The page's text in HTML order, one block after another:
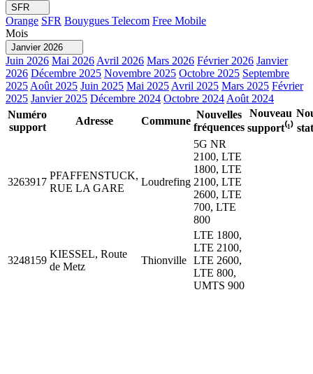
SFR
Orange SFR Bouygues Telecom Free Mobile
Mois
Janvier 2026
Juin 2026 Mai 2026 Avril 2026 Mars 2026 Février 2026 Janvier
2026 Décembre 2025 Novembre 2025 Octobre 2025 Septembre
2025 Août 2025 Juin 2025 Mai 2025 Avril 2025 Mars 2025 Février
2025 Janvier 2025 Décembre 2024 Octobre 2024 Août 2024
Numéro
support
Adresse Commune
Nouvelles
fréquences
Nouveau
support⁽¹⁾
3263917
PFAFFENSTUCK,
RUE LA GARE
Loudrefing
5G NR
2100, LTE
1800, LTE
2100, LTE
2600, LTE
700, LTE
800
3248159
KIESSEL, Route
de Metz
Thionville
LTE 1800,
LTE 2100,
LTE 2600,
LTE 800,
UMTS 900